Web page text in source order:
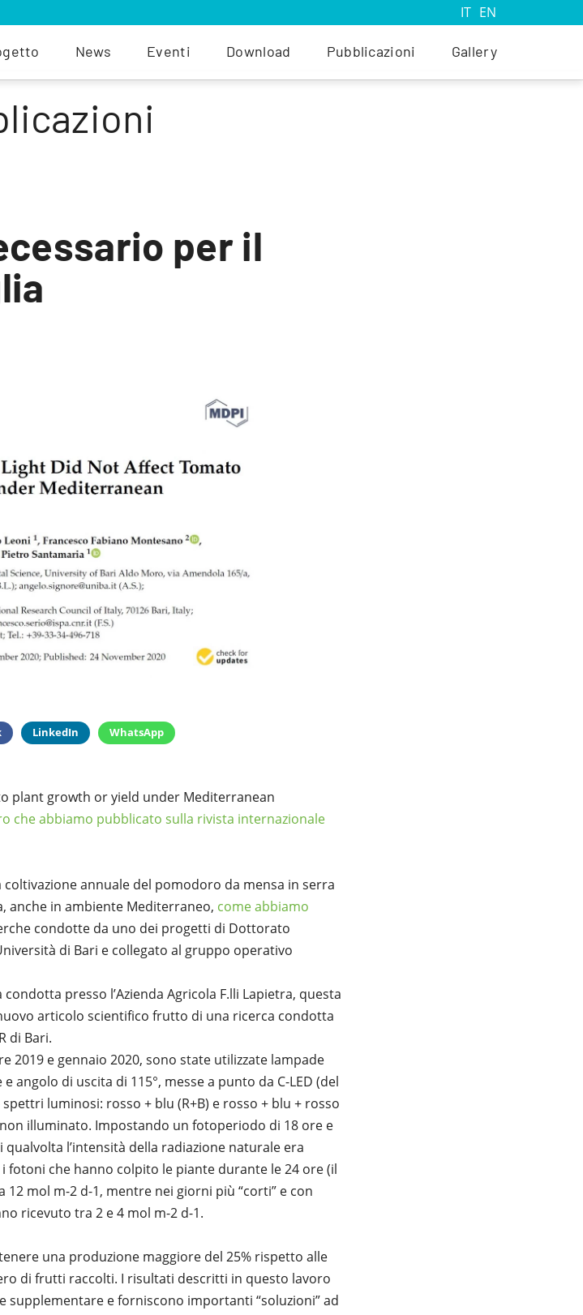
IT EN
News Eventi Download Pubblicazioni Gallery
per il
LinkedIn WhatsApp
plant growth or yield under Mediterranean
che abbiamo pubblicato sulla rivista internazionale
annuale del pomodoro da mensa in serra
anche in ambiente Mediterraneo, come abbiamo
condotte da uno dei progetti di Dottorato
di Bari e collegato al gruppo operativo
presso l’Azienda Agricola F.lli Lapietra, questa
articolo scientifico frutto di una ricerca condotta
di Bari.
2019 e gennaio 2020, sono state utilizzate lampade
angolo di uscita di 115°, messe a punto da C-LED (del
luminosi: rosso + blu (R+B) e rosso + blu + rosso
illuminato. Impostando un fotoperiodo di 18 ore e
l’intensità della radiazione naturale era
fotoni che hanno colpito le piante durante le 24 ore (il
mol m-2 d-1, mentre nei giorni più “corti” e con
ricevuto tra 2 e 4 mol m-2 d-1.
una produzione maggiore del 25% rispetto alle
di frutti raccolti. I risultati descritti in questo lavoro
supplementare e forniscono importanti “soluzioni” ad